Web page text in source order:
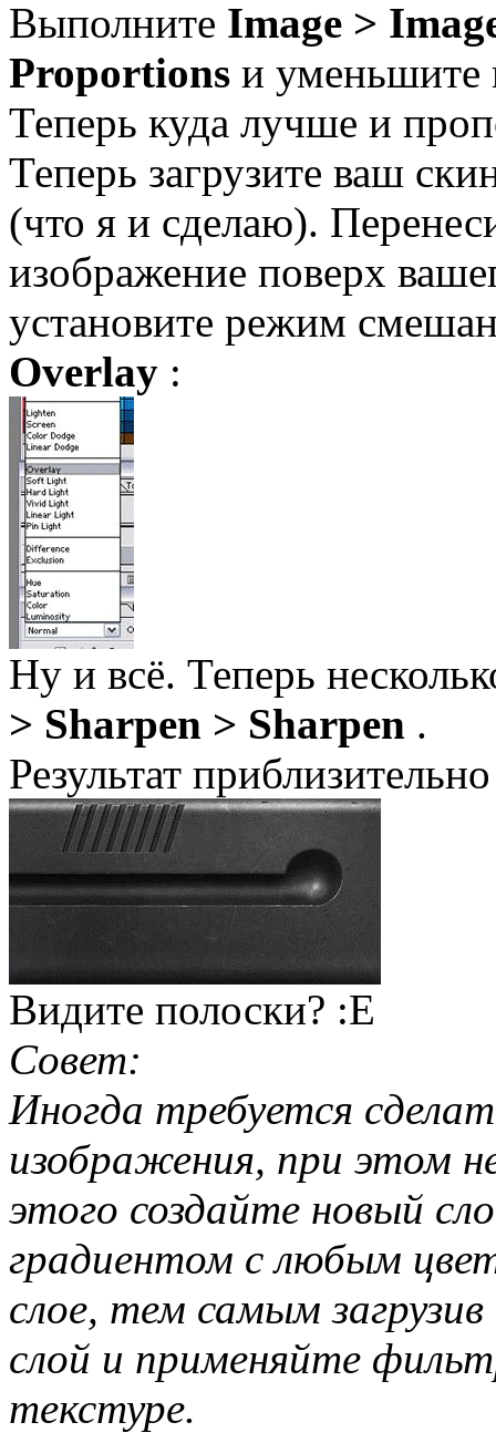
Выполните Image >
Proportions и уменьшите
Теперь куда лучше и
Теперь загрузите ваш
(что я и сделаю).
изображение поверх
установите режим
Overlay :
Ну и всё. Теперь
> Sharpen > Sharpen .
Результат
Видите полоски? :E
Совет:
Иногда требуется
изображения, при этом
этого создайте новый
градиентом с любым
слое, тем самым
слой и применяйте
текстуре.